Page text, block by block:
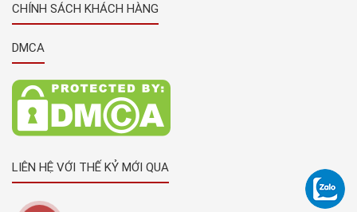
CHÍNH SÁCH KHÁCH HÀNG
DMCA
LIÊN HỆ VỚI THẾ KỶ MỚI QUA